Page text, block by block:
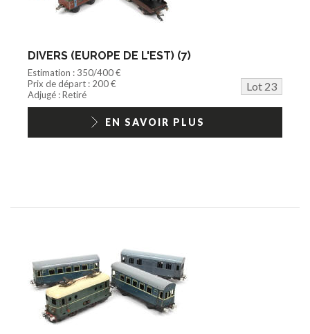
DIVERS (EUROPE DE L'EST) (7)
Estimation : 350/400 €
Prix de départ : 200 €
Lot 23
Adjugé : Retiré
EN SAVOIR PLUS